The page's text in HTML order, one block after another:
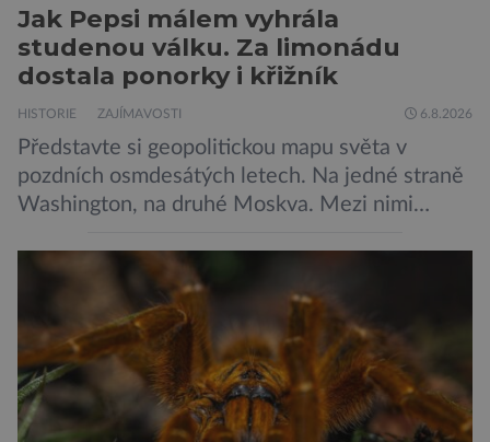
Jak Pepsi málem vyhrála
studenou válku. Za limonádu
dostala ponorky i křižník
HISTORIE ZAJÍMAVOSTI 6.8.2026
Představte si geopolitickou mapu světa v
pozdních osmdesátých letech. Na jedné straně
Washington, na druhé Moskva. Mezi nimi
padesátkrát dokola, železná opona a miliony
vojáků v permanentní pohotovosti. A pak je tu
Donald Kendall, generální ředitel společnosti
PepsiCo, který se v květnu roku 1989 stává
admirálem flotily, jež čítá sedmnáct […]